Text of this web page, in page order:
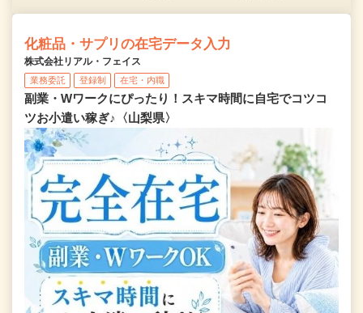
化粧品・サプリの在宅データ入力
株式会社リアル・フェイス
業務委託 登録制 在宅・内職
副業・Wワークにぴったり！スキマ時間に自宅でコツコ
ツお小遣い稼ぎ♪〈山梨県〉